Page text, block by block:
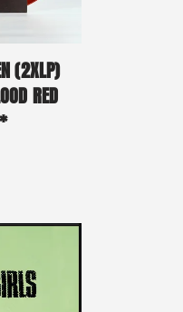
(2XLP)
RED